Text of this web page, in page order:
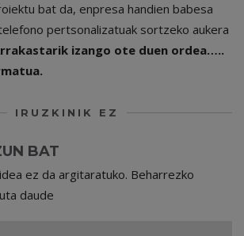
bat da, enpresa handien babesa
pertsonalizatuak sortzeko aukera
izango ote duen ordea…..
IRUZKINIK EZ
BAT
ez da argitaratuko. Beharrezko
daude